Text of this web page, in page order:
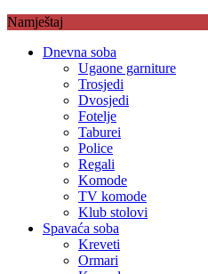
Namještaj
Dnevna soba
Ugaone garniture
Trosjedi
Dvosjedi
Fotelje
Taburei
Police
Regali
Komode
TV komode
Klub stolovi
Spavaća soba
Kreveti
Ormari